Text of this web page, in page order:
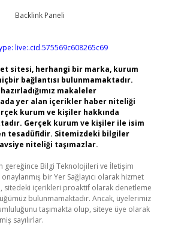
live:.cid.575569c608265c69
sitesi, herhangi bir marka, kurum
bağlantısı bulunmamaktadır.
makaleler
yer alan içerikler haber niteliği
kurum ve kişiler hakkında
Gerçek kurum ve kişiler ile isim
tesadüfidir. Sitemizdeki bilgiler
niteliği taşımazlar.
gereğince Bilgi Teknolojileri ve İletişim
bir Yer Sağlayıcı olarak hizmet
sitedeki içerikleri proaktif olarak denetleme
bulunmamaktadır. Ancak, üyelerimiz
taşımakta olup, siteye üye olarak
sayılırlar.